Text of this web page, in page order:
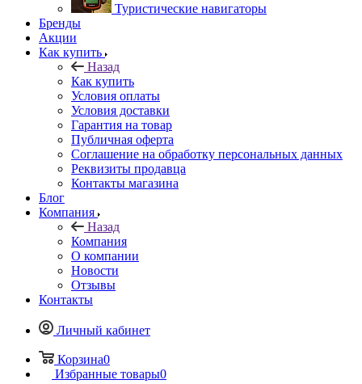
Туристические навигаторы
Бренды
Акции
Как купить
Назад
Как купить
Условия оплаты
Условия доставки
Гарантия на товар
Публичная оферта
Соглашение на обработку персональных данных
Реквизиты продавца
Контакты магазина
Блог
Компания
Назад
Компания
О компании
Новости
Отзывы
Контакты
Личный кабинет
Корзина0
Избранные товары0